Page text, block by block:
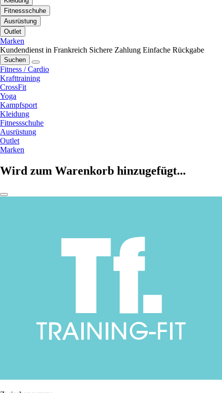
Fitnessschuhe
Ausrüstung
Outlet
Marken
Kundendienst in Frankreich Sichere Zahlung Einfache Rückgabe
Suchen
Fitness / Cardio
Krafttraining
CrossFit
Yoga
Kampfsport
Kleidung
Fitnessschuhe
Ausrüstung
Outlet
Marken
Wird zum Warenkorb hinzugefügt...